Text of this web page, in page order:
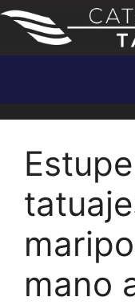
Saltar
contenido
mano